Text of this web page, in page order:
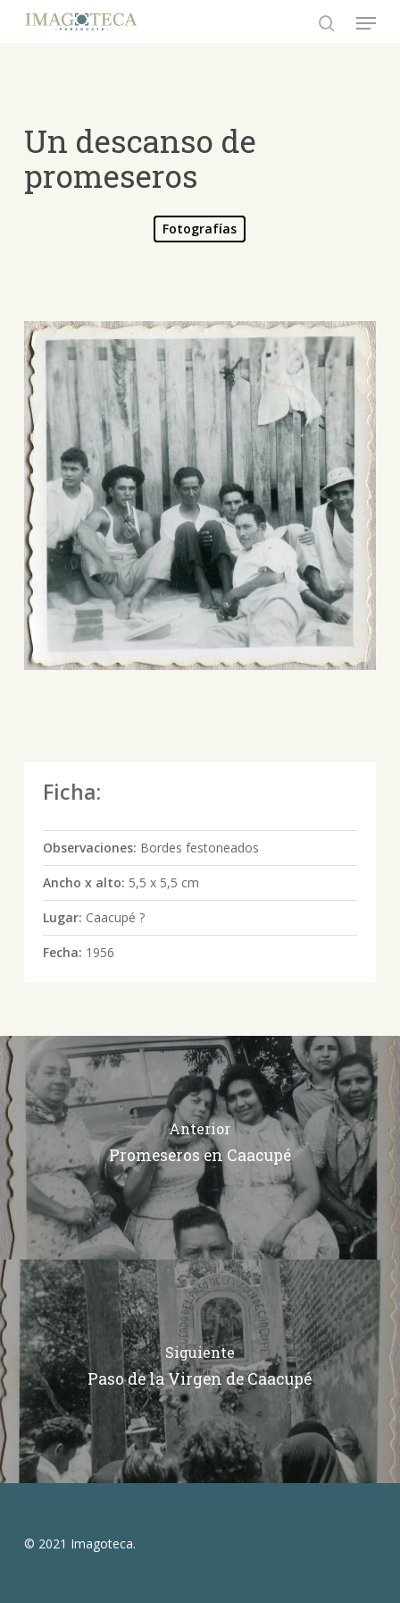
Menu
Un descanso de
promeseros
Fotografías
Ficha:
Observaciones: Bordes festoneados
Ancho x alto: 5,5 x 5,5 cm
Lugar: Caacupé ?
Fecha: 1956
Anterior
Promeseros en Caacupé
Siguiente
Paso de la Virgen de Caacupé
© 2021 Imagoteca.